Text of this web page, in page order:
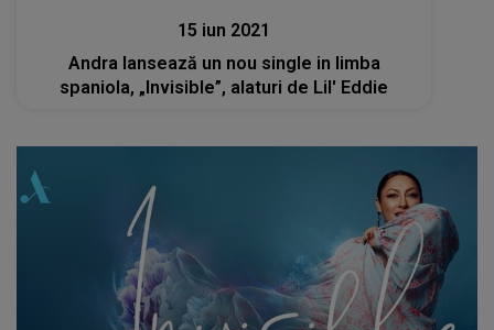
15 iun 2021
Andra lansează un nou single in limba
spaniola, „Invisible”, alaturi de Lil' Eddie